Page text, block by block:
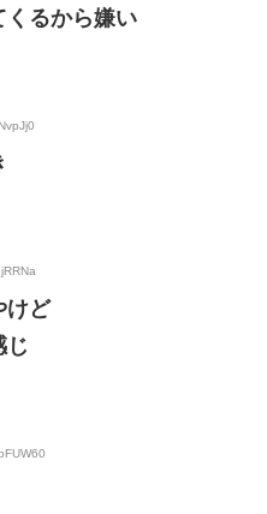
くるから嫌い
けど
じ